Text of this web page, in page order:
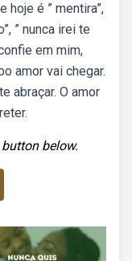
hoje é ” mentira”,
” nunca irei te
em mim,
amor vai chegar.
abraçar. O amor
below.